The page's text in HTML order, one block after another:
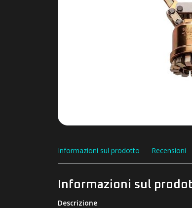
Informazioni sul prodotto Recensioni
Informazioni sul
Descrizione